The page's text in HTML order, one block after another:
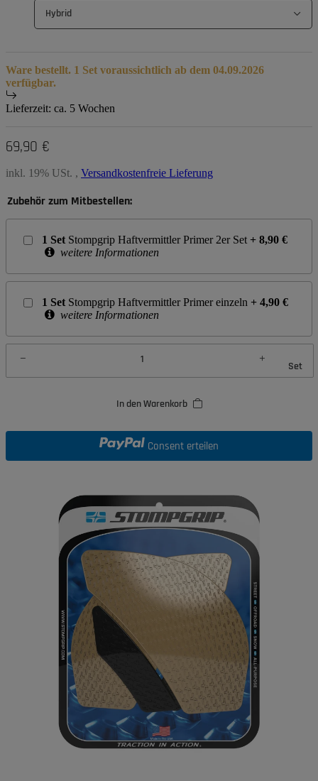
Hybrid
Ware bestellt. 1 Set voraussichtlich ab dem 04.09.2026
verfügbar.
Lieferzeit: ca. 5 Wochen
69,90 €
inkl. 19% USt. , Versandkostenfreie Lieferung
Zubehör zum Mitbestellen:
1 Set Stompgrip Haftvermittler Primer 2er Set + 8,90 €
weitere Informationen
1 Set Stompgrip Haftvermittler Primer einzeln + 4,90 €
weitere Informationen
Set
In den Warenkorb
Consent erteilen